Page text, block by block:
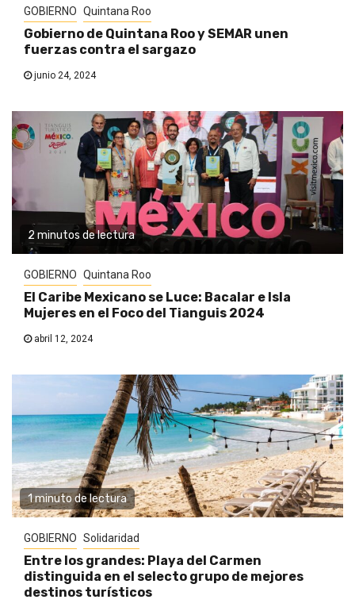
GOBIERNO Quintana Roo
Gobierno de Quintana Roo y SEMAR unen
fuerzas contra el sargazo
junio 24, 2024
2 minutos de lectura
GOBIERNO Quintana Roo
El Caribe Mexicano se Luce: Bacalar e Isla
Mujeres en el Foco del Tianguis 2024
abril 12, 2024
1 minuto de lectura
GOBIERNO Solidaridad
Entre los grandes: Playa del Carmen
distinguida en el selecto grupo de mejores
destinos turísticos